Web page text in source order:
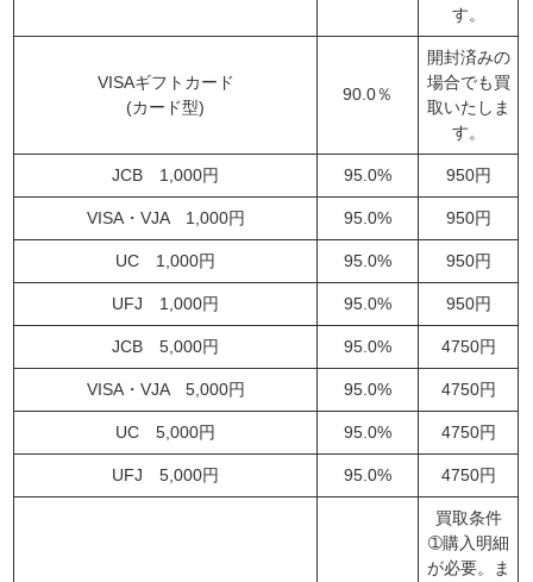
す。
VISAギフトカード
(カード型)
90.0％
開封済みの
場合でも買
取いたしま
す。
JCB 1,000円 95.0% 950円
VISA・VJA 1,000円 95.0% 950円
UC 1,000円 95.0% 950円
UFJ 1,000円 95.0% 950円
JCB 5,000円 95.0% 4750円
VISA・VJA 5,000円 95.0% 4750円
UC 5,000円 95.0% 4750円
UFJ 5,000円 95.0% 4750円
買取条件
➀購入明細
が必要。ま